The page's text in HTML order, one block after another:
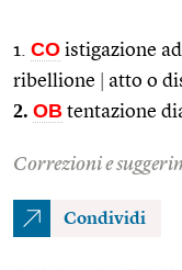
1. CO istigazione
ribellione
atto o
2. OB tentazione
Correzioni e
Condividi